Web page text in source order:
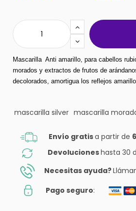
Mascarilla  Anti amarillo, para cabellos
morados y extractos de frutos de
decolorados, amortigua los reflejos
mascarilla silver mascarilla
Envío gratisa partir de
Devolucioneshasta 30
Necesitas ayuda?
Pago seguro: